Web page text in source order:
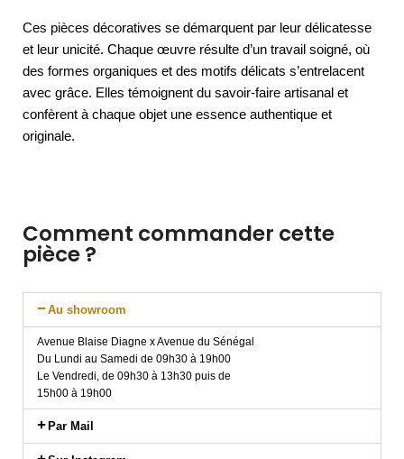
Ces pièces décoratives se démarquent par leur délicatesse
et leur unicité. Chaque œuvre résulte d’un travail soigné, où
des formes organiques et des motifs délicats s’entrelacent
avec grâce. Elles témoignent du savoir-faire artisanal et
confèrent à chaque objet une essence authentique et
originale.
Comment commander cette
pièce ?
Au showroom
Avenue Blaise Diagne x Avenue du Sénégal
Du Lundi au Samedi de 09h30 à 19h00
Le Vendredi, de 09h30 à 13h30 puis de
15h00 à 19h00
Par Mail